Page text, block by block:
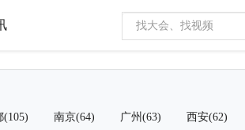
(105) 南京(64) 广州(63) 西安(62)